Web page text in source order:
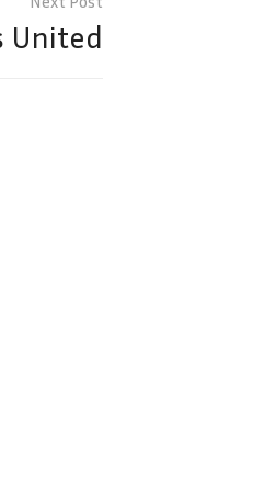
United